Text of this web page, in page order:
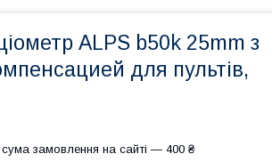
ALPS b50k 25mm з
для пультів,
сума замовлення на сайті — 400 ₴